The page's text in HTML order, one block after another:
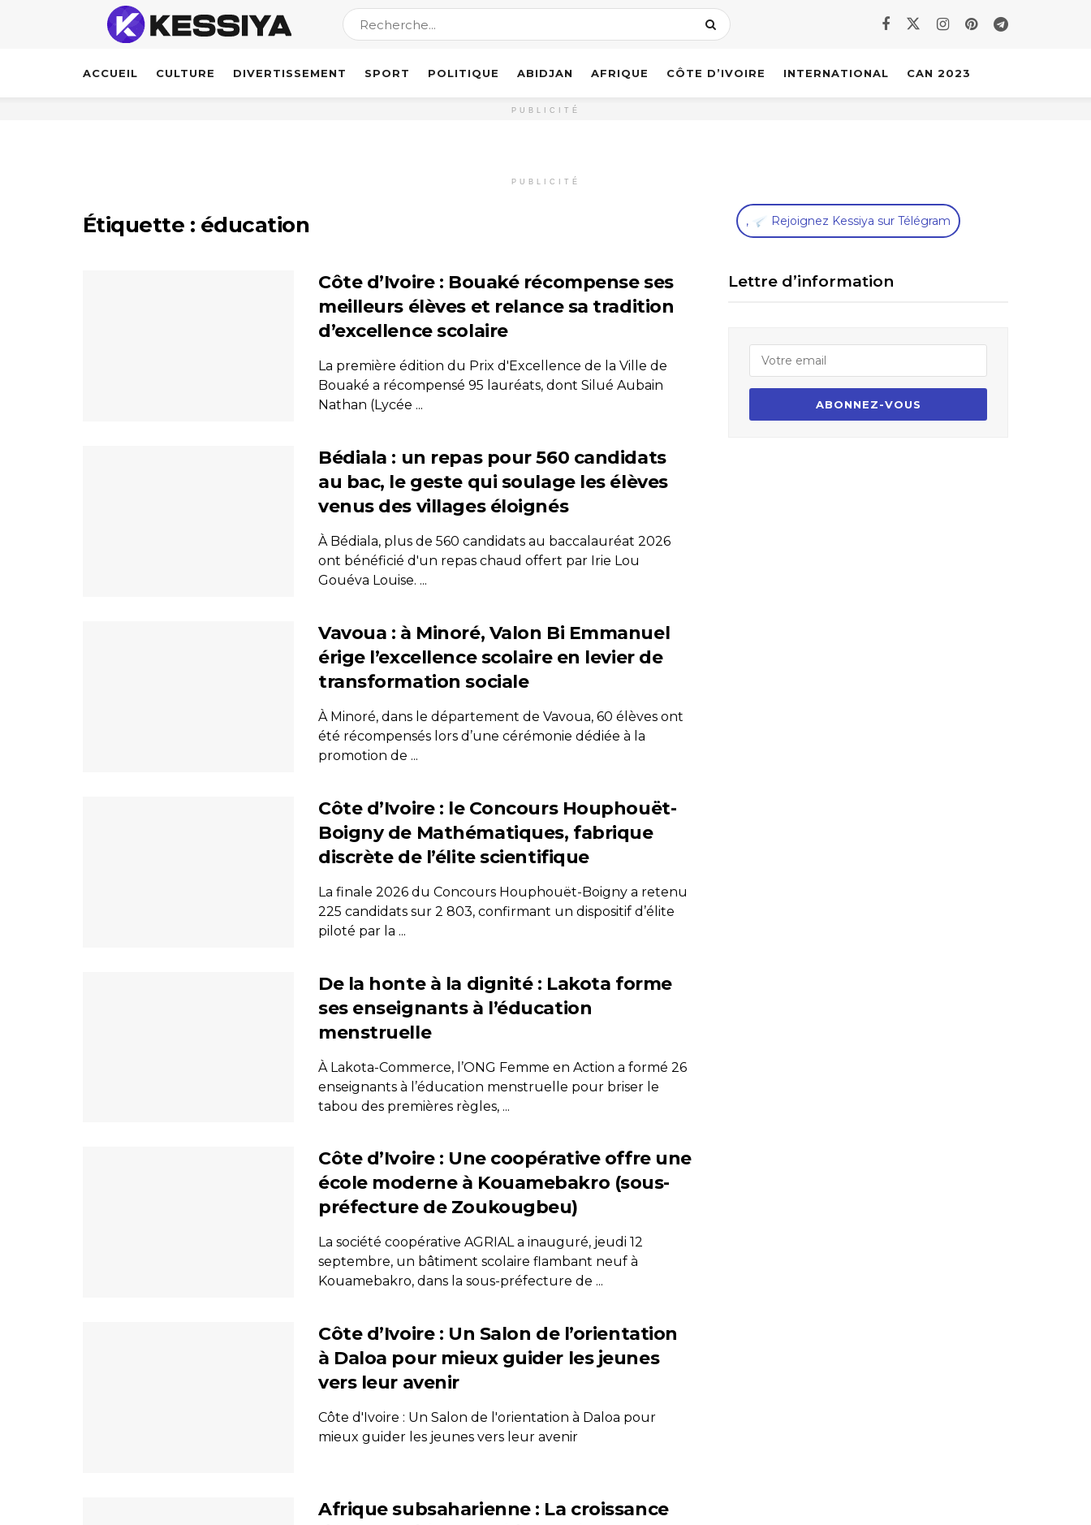
ACCUEIL CULTURE DIVERTISSEMENT SPORT POLITIQUE ABIDJAN AFRIQUE CÔTE D’IVOIRE INTERNATIONAL CAN 2023
PUBLICITÉ
PUBLICITÉ
Étiquette : éducation
Côte d’Ivoire : Bouaké récompense ses
meilleurs élèves et relance sa tradition
d’excellence scolaire
La première édition du Prix d'Excellence de la Ville de
Bouaké a récompensé 95 lauréats, dont Silué Aubain
Nathan (Lycée ...
Bédiala : un repas pour 560 candidats
au bac, le geste qui soulage les élèves
venus des villages éloignés
À Bédiala, plus de 560 candidats au baccalauréat 2026
ont bénéficié d'un repas chaud offert par Irie Lou
Gouéva Louise. ...
Vavoua : à Minoré, Valon Bi Emmanuel
érige l’excellence scolaire en levier de
transformation sociale
À Minoré, dans le département de Vavoua, 60 élèves ont
été récompensés lors d’une cérémonie dédiée à la
promotion de ...
Côte d’Ivoire : le Concours Houphouët-
Boigny de Mathématiques, fabrique
discrète de l’élite scientifique
La finale 2026 du Concours Houphouët-Boigny a retenu
225 candidats sur 2 803, confirmant un dispositif d’élite
piloté par la ...
De la honte à la dignité : Lakota forme
ses enseignants à l’éducation
menstruelle
À Lakota-Commerce, l’ONG Femme en Action a formé 26
enseignants à l’éducation menstruelle pour briser le
tabou des premières règles, ...
Côte d’Ivoire : Une coopérative offre une
école moderne à Kouamebakro (sous-
préfecture de Zoukougbeu)
La société coopérative AGRIAL a inauguré, jeudi 12
septembre, un bâtiment scolaire flambant neuf à
Kouamebakro, dans la sous-préfecture de ...
Côte d’Ivoire : Un Salon de l’orientation
à Daloa pour mieux guider les jeunes
vers leur avenir
Côte d'Ivoire : Un Salon de l'orientation à Daloa pour
mieux guider les jeunes vers leur avenir
Afrique subsaharienne : La croissance
, Rejoignez Kessiya sur Télégram
Lettre d’information